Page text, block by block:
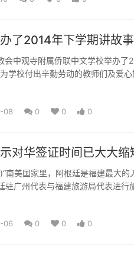
了2014年下学期讲故
会中观寺附属侨联中文学校举办了
学校付出辛勤劳动的教师们及爱
08 0 0 0
对华签证时间已大大缩
美国家里，阿根廷是福建最大的
驻广州代表与福建旅游局代表进行
06 0 0 0